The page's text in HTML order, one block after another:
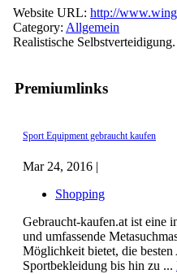
Premiumlinks
Sport Equipment gebraucht kaufen
Mar 24, 2016 |
Shopping
Gebraucht-kaufen.at ist eine
und umfassende
Möglichkeit bietet, die
Sportbekleidung bis hin zu ...
Website URL: http://
Category: Allgemein
Realistische